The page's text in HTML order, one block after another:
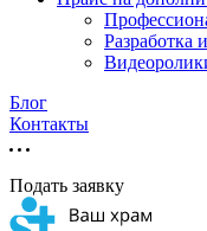
Разработка
Блог
Контакты
Подать заявку